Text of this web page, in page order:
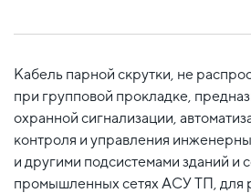
Кабель парной скрутки, не
при групповой прокладке,
охранной сигнализации,
контроля и управления
и другими подсистемами зданий и
промышленных сетях АСУ ТП, для